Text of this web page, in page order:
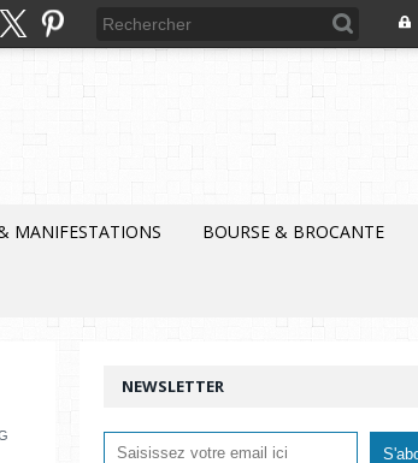
MANIFESTATIONS BOURSE & BROCANTE
NEWSLETTER